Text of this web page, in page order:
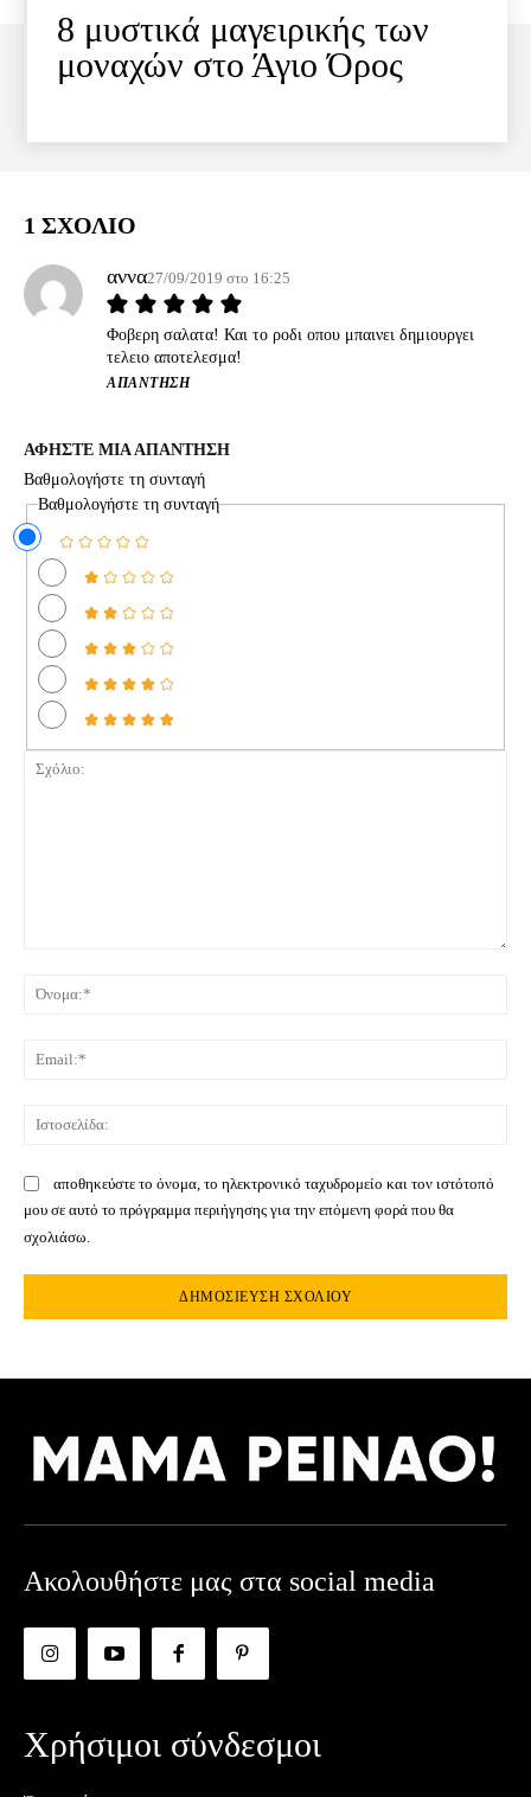
8 μυστικά μαγειρικής των
μοναχών στο Άγιο Όρος
1 ΣΧΟΛΙΟ
αννα27/09/2019 στο 16:25
Φοβερη σαλατα! Και το ροδι οπου μπαινει δημιουργει
τελειο αποτελεσμα!
ΑΠΆΝΤΗΣΗ
ΑΦΗΣΤΕ ΜΙΑ ΑΠΑΝΤΗΣΗ
Βαθμολογήστε τη συνταγή
Βαθμολογήστε τη συνταγή
αποθηκεύστε το όνομα, το ηλεκτρονικό ταχυδρομείο και τον ιστότοπό
μου σε αυτό το πρόγραμμα περιήγησης για την επόμενη φορά που θα
σχολιάσω.
Ακολουθήστε μας στα social media
Χρήσιμοι σύνδεσμοι